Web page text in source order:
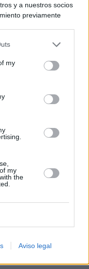
y a nuestros socios
previamente
que algún
el derecho de
se aplicarán
en este sitio web o
my
my
the
Aviso legal